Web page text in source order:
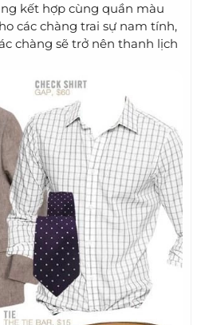
kết hợp cùng quần màu
các chàng trai sự nam tính,
chàng sẽ trở nên thanh lịch